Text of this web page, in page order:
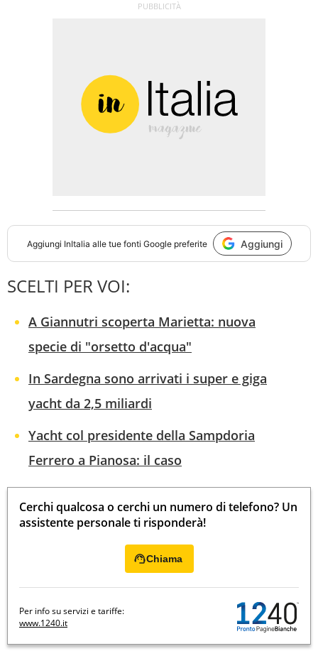
Aggiungi InItalia alle tue fonti Google preferite Aggiungi
SCELTI PER VOI:
A Giannutri scoperta Marietta: nuova
specie di "orsetto d'acqua"
In Sardegna sono arrivati i super e giga
yacht da 2,5 miliardi
Yacht col presidente della Sampdoria
Ferrero a Pianosa: il caso
Cerchi qualcosa o cerchi un numero di telefono? Un
assistente personale ti risponderà!
Chiama
Per info su servizi e tariffe:
www.1240.it